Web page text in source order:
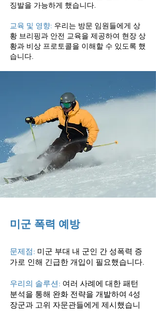
징발을 가능하게 했습니다.
교육 및 영향: 우리는 방문 임원들에게 상
황 브리핑과 안전 교육을 제공하여 현장 상
황과 비상 프로토콜을 이해할 수 있도록 했
습니다.
미군 폭력 예방
문제점: 미군 부대 내 군인 간 성폭력 증
가로 인해 긴급한 개입이 필요했습니다.
우리의 솔루션: 여러 사례에 대한 패턴
분석을 통해 완화 전략을 개발하여 4성
장군과 고위 자문관들에게 제시했습니